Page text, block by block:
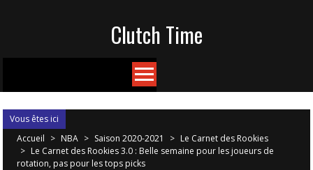
Clutch Time
Vous êtes ici
Accueil > NBA > Saison 2020-2021 > Le Carnet des Rookies
> Le Carnet des Rookies 3.0 : Belle semaine pour les joueurs de
rotation, pas pour les tops picks